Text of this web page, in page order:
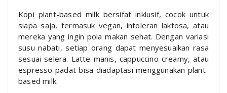
Kopi plant-based milk bersifat inklusif, cocok untuk
siapa saja, termasuk vegan, intoleran laktosa, atau
mereka yang ingin pola makan sehat. Dengan variasi
susu nabati, setiap orang dapat menyesuaikan rasa
sesuai selera. Latte manis, cappuccino creamy, atau
espresso padat bisa diadaptasi menggunakan plant-
based milk.